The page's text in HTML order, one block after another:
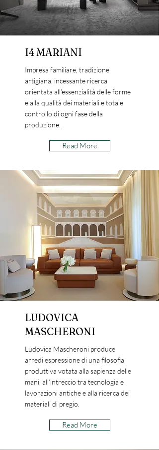
I4 MARIANI
Impresa familiare, tradizione
artigiana, incessante ricerca
orientata all’essenzialità delle forme
e alla qualità dei materiali e totale
controllo di ogni fase della
produzione.
Read More
LUDOVICA
MASCHERONI
Ludovica Mascheroni produce
arredi espressione di una filosofia
produttiva votata alla sapienza delle
mani, all’intreccio tra tecnologia e
lavorazioni antiche e alla ricerca dei
materiali di pregio.
Read More